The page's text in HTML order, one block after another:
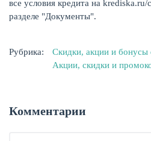
РЕЙТИНГ
все условия кредита на
разделе "Документы".
Рубрика:
Скидки, акции и бонусы
Акции, скидки и
Комментарии